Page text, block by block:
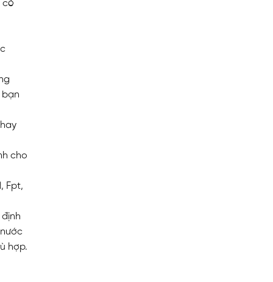
có
bạn
cho
Fpt,
hợp.